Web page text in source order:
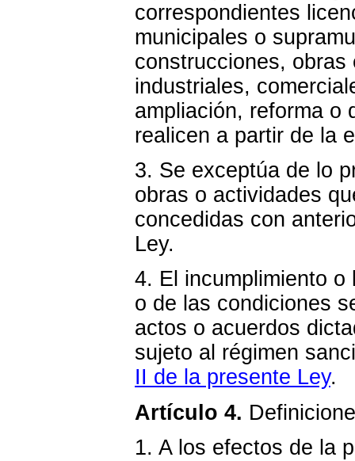
correspondientes
municipales o
construcciones,
industriales,
ampliación, reforma o
realicen a partir de la
3. Se exceptúa de lo
obras o actividades
concedidas con
Ley.
4. El incumplimiento
o de las condiciones
actos o acuerdos
sujeto al régimen
II de la presente Ley.
Artículo 4.
1. A los efectos de la